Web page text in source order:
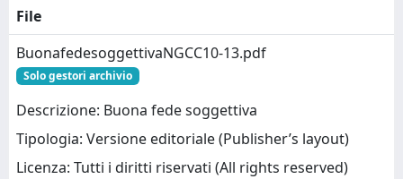
File
BuonafedesoggettivaNGCC10-13.pdf
Solo gestori archivio
Descrizione: Buona fede soggettiva
Tipologia: Versione editoriale (Publisher’s layout)
Licenza: Tutti i diritti riservati (All rights reserved)